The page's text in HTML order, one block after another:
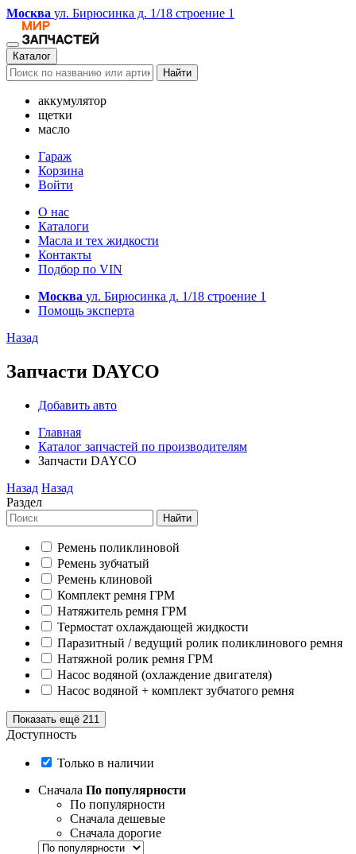
Москва ул. Бирюсинка д. 1/18 строение 1
Каталог
Найти
аккумулятор
щетки
масло
Гараж
Корзина
Войти
О нас
Каталоги
Масла и тех жидкости
Контакты
Подбор по VIN
Москва ул. Бирюсинка д. 1/18 строение 1
Помощь эксперта
Назад
Запчасти DAYCO
Добавить авто
Главная
Каталог запчастей по производителям
Запчасти DAYCO
Назад Назад
Раздел
Найти
Ремень поликлиновой
Ремень зубчатый
Ремень клиновой
Комплект ремня ГРМ
Натяжитель ремня ГРМ
Термостат охлаждающей жидкости
Паразитный / ведущий ролик поликлинового ремня
Натяжной ролик ремня ГРМ
Насос водяной (охлаждение двигателя)
Насос водяной + комплект зубчатого ремня
Показать ещё 211
Доступность
Только в наличии
Сначала По популярности
По популярности
Сначала дешевые
Сначала дорогие